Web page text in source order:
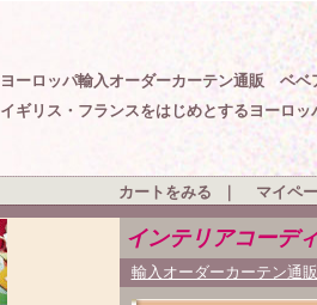
ヨーロッパ輸入オーダーカーテン通販 ベ
イギリス・フランスをはじめとするヨーロ
カートをみる マイペ
インテリアコーデ
輸入オーダーカーテン通